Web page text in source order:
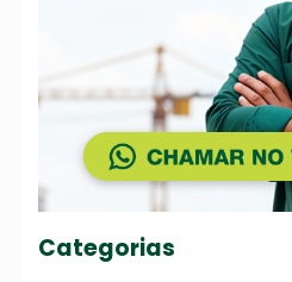
Categorias